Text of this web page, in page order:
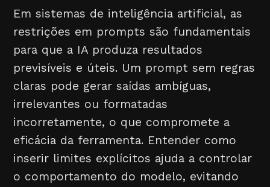
Em sistemas de inteligência artificial, as
restrições em prompts são fundamentais
para que a IA produza resultados
previsíveis e úteis. Um prompt sem regras
claras pode gerar saídas ambíguas,
irrelevantes ou formatadas
incorretamente, o que compromete a
eficácia da ferramenta. Entender como
inserir limites explícitos ajuda a controlar
o comportamento do modelo, evitando